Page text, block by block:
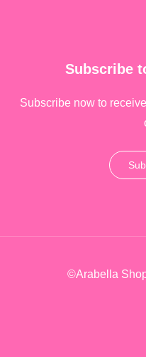
Subscribe
Subscribe now to
©Arabella